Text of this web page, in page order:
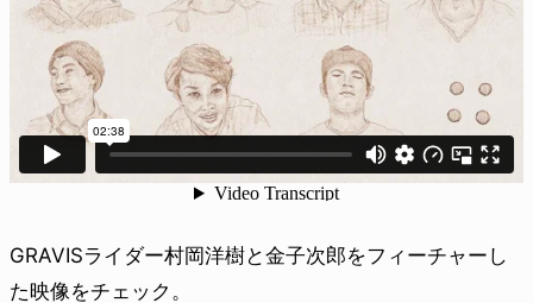
GRAVISライダー村岡洋樹と金子次郎をフィーチャーし
た映像をチェック。